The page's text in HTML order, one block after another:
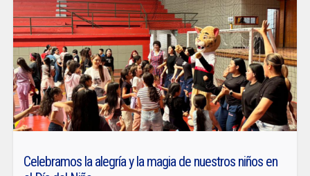
Celebramos la alegría y la magia de nuestros niños en